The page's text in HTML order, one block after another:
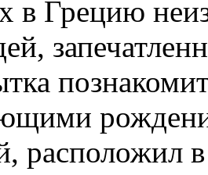
в Грецию
расположил